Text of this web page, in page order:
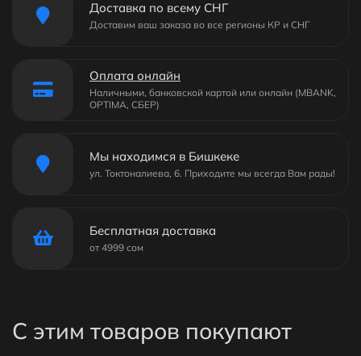
Доставка по всему СНГ
Доставим ваш заказа во все регионы КР и СНГ
Оплата онлайн
Наличными, банковской картой или онлайн (MBANK,
OPTIMA, СБЕР)
Мы находимся в Бишкеке
ул. Токтоналиева, 6. Приходите мы всегда Вам рады!
Бесплатная доставка
от 4999 сом
С этим товаров покупают